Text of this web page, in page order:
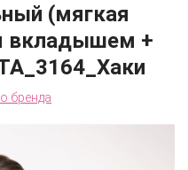
(мягкая
вкладышем +
бренда